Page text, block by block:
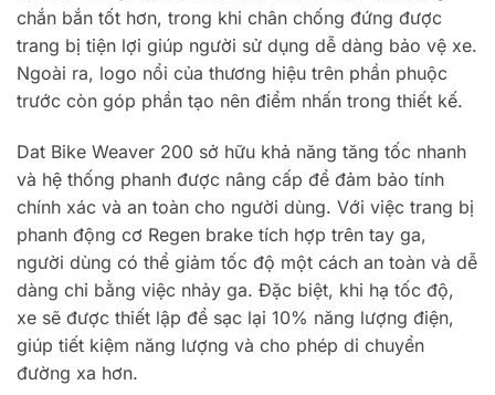
chắn bắn tốt hơn, trong khi chân chống đứng được
trang bị tiện lợi giúp người sử dụng dễ dàng bảo vệ xe.
Ngoài ra, logo nổi của thương hiệu trên phần phuộc
trước còn góp phần tạo nên điểm nhấn trong thiết kế.
Dat Bike Weaver 200 sở hữu khả năng tăng tốc nhanh
và hệ thống phanh được nâng cấp để đảm bảo tính
chính xác và an toàn cho người dùng. Với việc trang bị
phanh động cơ Regen brake tích hợp trên tay ga,
người dùng có thể giảm tốc độ một cách an toàn và dễ
dàng chỉ bằng việc nhảy ga. Đặc biệt, khi hạ tốc độ,
xe sẽ được thiết lập để sạc lại 10% năng lượng điện,
giúp tiết kiệm năng lượng và cho phép di chuyển
đường xa hơn.